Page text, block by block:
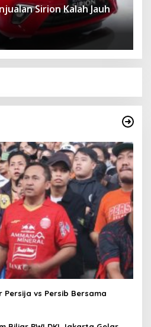
Sirion Kalah Jauh
Persija vs Persib Bersama